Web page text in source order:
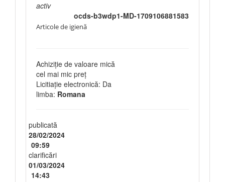
activ
ocds-b3wdp1-MD-1709106881583
Articole de igienă
Achiziție de valoare mică
cel mai mic preț
Licitiație electronică: Da
limba: Romana
publicată
28/02/2024
09:59
clarificări
01/03/2024
14:43